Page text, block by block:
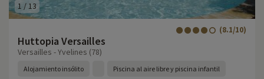
1 / 13
Huttopia Versailles
(8.1/10)
Versailles - Yvelines (78)
Alojamiento insólito Piscina al aire libre y piscina infantil